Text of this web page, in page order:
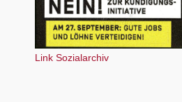
Link Sozialarchiv